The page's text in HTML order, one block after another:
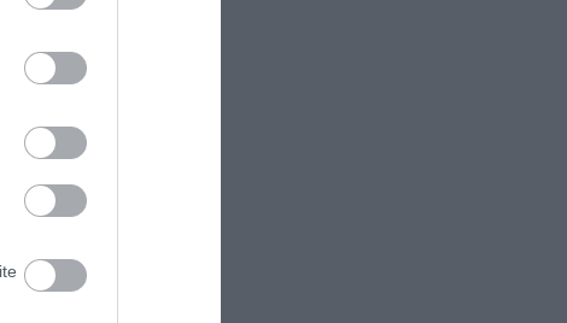
az idővonalon.